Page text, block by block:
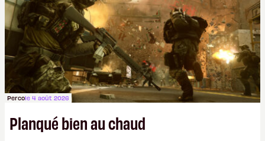
Percole 4 août 2026
Planqué bien au chaud